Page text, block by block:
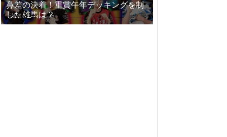
鼻差の決着！重賞午年デッキングを制
した雄馬は？